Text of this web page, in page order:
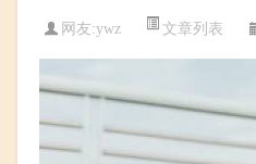
网友:ywz 文章列表